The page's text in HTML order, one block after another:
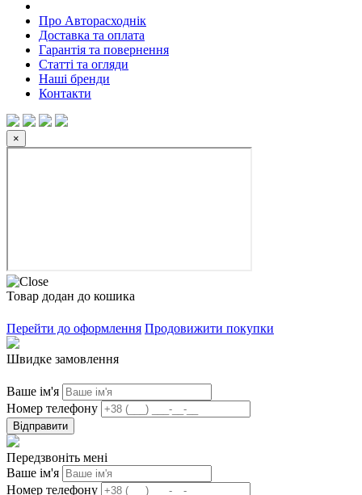
Про Авторасходнік
Доставка та оплата
Гарантія та повернення
Статті та огляди
Наші бренди
Контакти
×
Товар додан до кошика
Перейти до оформлення Продовижити покупки
Швидке замовлення
Ваше ім'я
Номер телефону
Відправити
Передзвоніть мені
Ваше ім'я
Номер телефону